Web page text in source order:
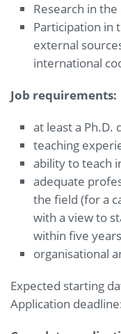
Research in
Participation in
external
international
Job requirements:
at least a Ph.D.
teaching
ability to teach
adequate
the field (for a
with a view to
within five
organisational
Expected starting
Application